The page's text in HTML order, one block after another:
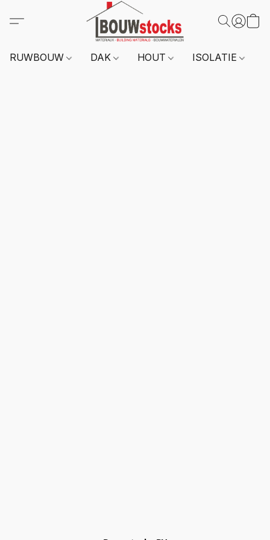
RUWBOUW DAK HOUT ISOLATIE